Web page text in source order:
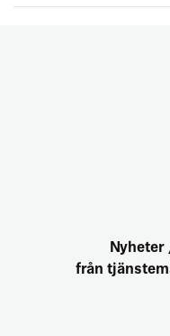
från